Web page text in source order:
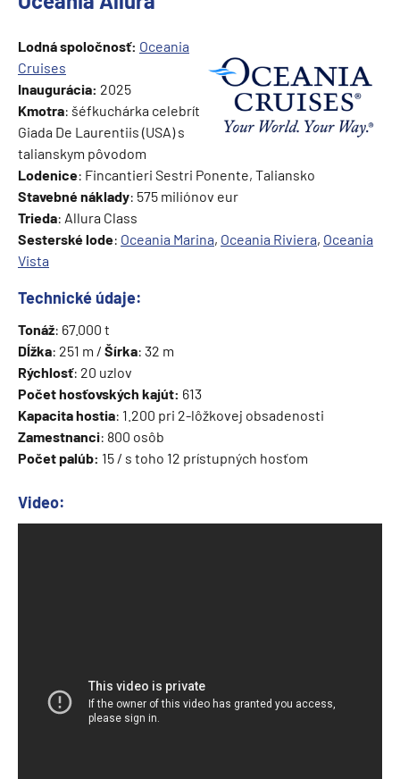
Lodná spoločnosť: Oceania
Cruises
Inaugurácia: 2025
Kmotra: šéfkuchárka celebrít
Giada De Laurentiis (USA) s
talianskym pôvodom
Lodenice: Fincantieri Sestri Ponente, Taliansko
Stavebné náklady: 575 miliónov eur
Trieda: Allura Class
Sesterské lode: Oceania Marina, Oceania Riviera, Oceania
Vista
Technické údaje:
Tonáž: 67.000 t
Dĺžka: 251 m / Šírka: 32 m
Rýchlosť: 20 uzlov
Počet hosťovských kajút: 613
Kapacita hostia: 1.200 pri 2-lôžkovej obsadenosti
Zamestnanci: 800 osôb
Počet palúb: 15 / s toho 12 prístupných hosťom
Video: